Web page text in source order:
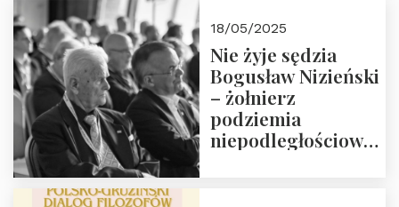
18/05/2025
Nie żyje sędzia
Bogusław Nizieński
– żołnierz
podziemia
niepodległościowego